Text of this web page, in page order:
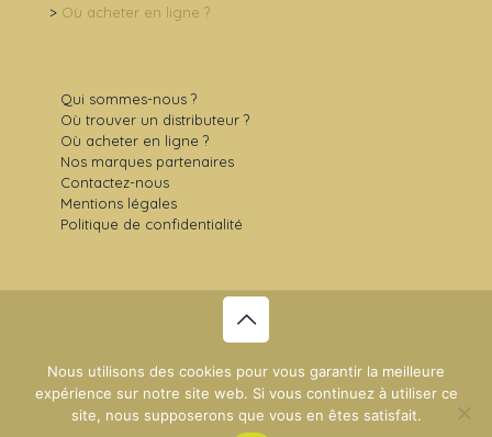
> Où acheter en ligne ?
Qui sommes-nous ?
Où trouver un distributeur ?
Où acheter en ligne ?
Nos marques partenaires
Contactez-nous
Mentions légales
Politique de confidentialité
© 2021 Sens Gourmet -
- Création du site :
NDSI
Nous utilisons des cookies pour vous garantir la meilleure
expérience sur notre site web. Si vous continuez à utiliser ce
site, nous supposerons que vous en êtes satisfait.